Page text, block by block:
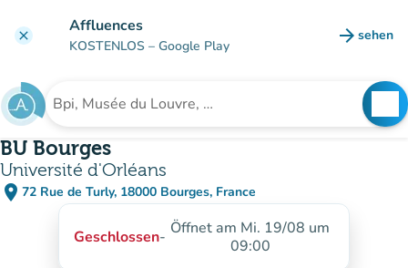
clear Affluences
KOSTENLOS – Google Play arrow_forward sehen
(new
Suche nach einer Einrichtung
BU Bourges
Université d'Orléans
place 72 Rue de Turly, 18000 Bourges, France
(in Google Maps öffnen)
(new tab)
Geschlossen- Öffnet am Mi. 19/08 um
09:00